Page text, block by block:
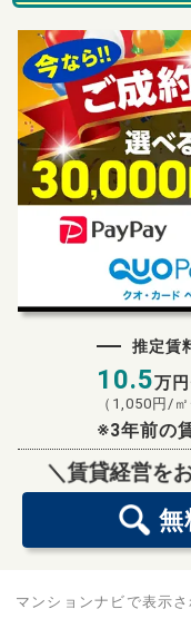
推定賃
10.5万
（ 1,050 円/㎡
※3年前の
＼賃貸経営を
無
無
マンションナビで表示